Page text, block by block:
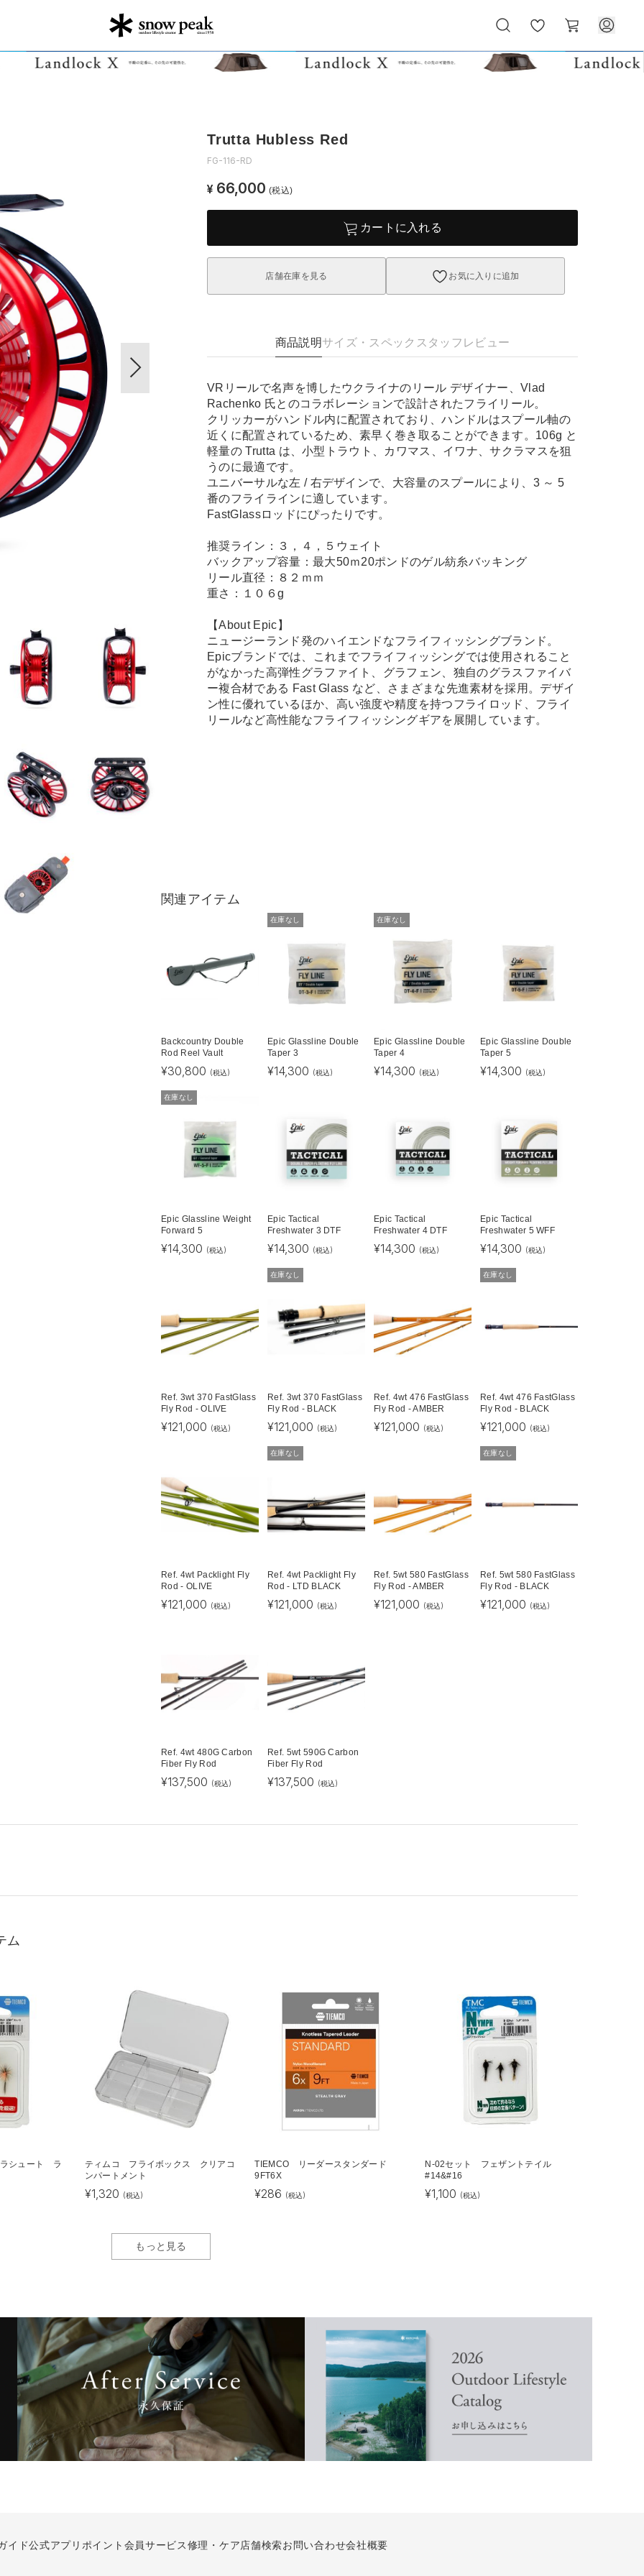
気
に
ー
ト
Trutta Hubless Red
FG-116-RD
¥ 66,000 (税込)
カートに入れる
店舗在庫を見る お気に入りに追加
商品説明サイズ・スペック スタッフレビュー
VRリールで名声を博したウクライナのリール デザイナー、Vlad
Rachenko 氏とのコラボレーションで設計されたフライリール。
クリッカーがハンドル内に配置されており、ハンドルはスプール軸の
近くに配置されているため、素早く巻き取ることができます。106g と
軽量の Trutta は、小型トラウト、カワマス、イワナ、サクラマスを狙
うのに最適です。
ユニバーサルな左 / 右デザインで、大容量のスプールにより、3 ～ 5
番のフライラインに適しています。
FastGlassロッドにぴったりです。
推奨ライン：３，４，５ウェイト
バックアップ容量：最大50ｍ20ポンドのゲル紡糸バッキング
リール直径：８２ｍｍ
重さ：１０６g
【About Epic】
ニュージーランド発のハイエンドなフライフィッシングブランド。
Epicブランドでは、これまでフライフィッシングでは使用されること
がなかった高弾性グラファイト、グラフェン、独自のグラスファイバ
ー複合材である Fast Glass など、さまざまな先進素材を採用。デザイ
ン性に優れているほか、高い強度や精度を持つフライロッド、フライ
リールなど高性能なフライフィッシングギアを展開しています。
関連アイテム
Backcountry Double
Rod Reel Vault
¥30,800 (税込)
在庫なし
Epic Glassline Double
Taper 3
¥14,300 (税込)
在庫なし
Epic Glassline Double
Taper 4
¥14,300 (税込)
Epic Glassline Double
Taper 5
¥14,300 (税込)
在庫なし
Epic Glassline Weight
Forward 5
¥14,300 (税込)
Epic Tactical
Freshwater 3 DTF
¥14,300 (税込)
Epic Tactical
Freshwater 4 DTF
¥14,300 (税込)
Epic Tactical
Freshwater 5 WFF
¥14,300 (税込)
Ref. 3wt 370 FastGlass
Fly Rod - OLIVE
¥121,000 (税込)
在庫なし
Ref. 3wt 370 FastGlass
Fly Rod - BLACK
¥121,000 (税込)
Ref. 4wt 476 FastGlass
Fly Rod - AMBER
¥121,000 (税込)
在庫なし
Ref. 4wt 476 FastGlass
Fly Rod - BLACK
¥121,000 (税込)
Ref. 4wt Packlight Fly
Rod - OLIVE
¥121,000 (税込)
在庫なし
Ref. 4wt Packlight Fly
Rod - LTD BLACK
¥121,000 (税込)
Ref. 5wt 580 FastGlass
Fly Rod - AMBER
¥121,000 (税込)
在庫なし
Ref. 5wt 580 FastGlass
Fly Rod - BLACK
¥121,000 (税込)
Ref. 4wt 480G Carbon
Fiber Fly Rod
¥137,500 (税込)
Ref. 5wt 590G Carbon
Fiber Fly Rod
¥137,500 (税込)
ム
シュート ラ
ティムコ フライボックス クリアコ
ンパートメント
¥1,320 (税込)
TIEMCO リーダースタンダード
9FT6X
¥286 (税込)
N-02セット フェザントテイル
#14&#16
¥1,100 (税込)
もっと見る
イド公式アプリ ポイント会員サービス修理・ケア店舗検索お問い合わせ会社概要